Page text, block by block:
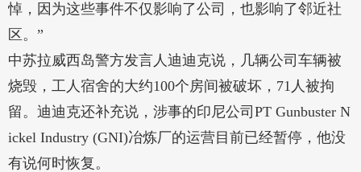
悼，因为这些事件不仅影响了公司，也影响了邻近社
区。”
中苏拉威西岛警方发言人迪迪克说，几辆公司车辆被
烧毁，工人宿舍的大约100个房间被破坏，71人被拘
留。迪迪克还补充说，涉事的印尼公司PT Gunbuster N
ickel Industry (GNI)冶炼厂的运营目前已经暂停，他没
有说何时恢复。